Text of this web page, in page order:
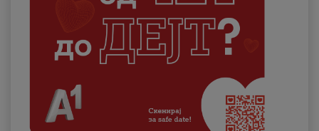
Деловни
Поддршка
Надополни кредит